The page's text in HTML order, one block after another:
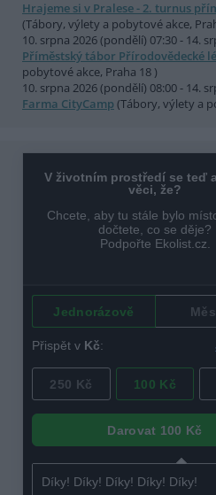
Hrajeme si v Pralese - 2. turnus
(Tábory, výlety a pobytové akce,
10. srpna 2026 (pondělí) 07:30 - 14.
Příměstský tábor Přírodovědecké
pobytové akce, Praha 18 )
10. srpna 2026 (pondělí) 08:00 - 14.
Farma CityCamp (Tábory, výlety a